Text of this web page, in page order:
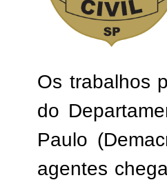
Os trabalhos
do D
Paulo (De
agentes